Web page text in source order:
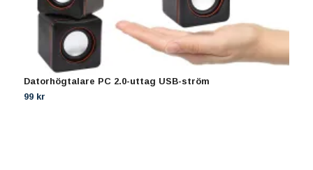
Datorhögtalare PC 2.0-uttag USB-ström
99 kr